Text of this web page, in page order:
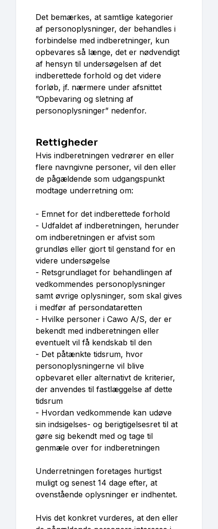
Det bemærkes, at samtlige kategorier
af personoplysninger, der behandles i
forbindelse med indberetninger, kun
opbevares så længe, det er nødvendigt
af hensyn til undersøgelsen af det
indberettede forhold og det videre
forløb, jf. nærmere under afsnittet
”Opbevaring og sletning af
personoplysninger” nedenfor.
Rettigheder
Hvis indberetningen vedrører en eller
flere navngivne personer, vil den eller
de pågældende som udgangspunkt
modtage underretning om:
- Emnet for det indberettede forhold
- Udfaldet af indberetningen, herunder
om indberetningen er afvist som
grundløs eller gjort til genstand for en
videre undersøgelse
- Retsgrundlaget for behandlingen af
vedkommendes personoplysninger
samt øvrige oplysninger, som skal gives
i medfør af persondataretten
- Hvilke personer i Cawo A/S, der er
bekendt med indberetningen eller
eventuelt vil få kendskab til den
- Det påtænkte tidsrum, hvor
personoplysningerne vil blive
opbevaret eller alternativt de kriterier,
der anvendes til fastlæggelse af dette
tidsrum
- Hvordan vedkommende kan udøve
sin indsigelses- og berigtigelsesret til at
gøre sig bekendt med og tage til
genmæle over for indberetningen
Underretningen foretages hurtigst
muligt og senest 14 dage efter, at
ovenstående oplysninger er indhentet.
Hvis det konkret vurderes, at den eller